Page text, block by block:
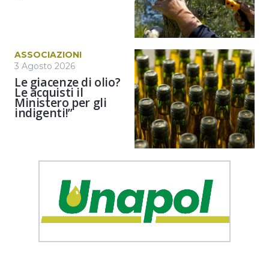
ASSOCIAZIONI
3 Agosto 2026
Le giacenze di olio?
Le acquisti il
Ministero per gli
indigenti!”